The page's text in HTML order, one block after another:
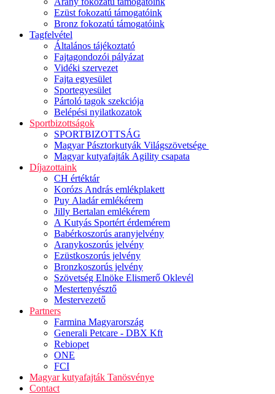
Ezüst fokozatú támogatóink
Bronz fokozatú támogatóink
Tagfelvétel
Általános tájékoztató
Fajtagondozói pályázat
Vidéki szervezet
Fajta egyesület
Sportegyesület
Pártoló tagok szekciója
Belépési nyilatkozatok
Sportbizottságok
SPORTBIZOTTSÁG
Magyar Pásztorkutyák Világszövetsége
Magyar kutyafajták Agility csapata
Díjazottaink
CH értéktár
Korózs András emlékplakett
Puy Aladár emlékérem
Jilly Bertalan emlékérem
A Kutyás Sportért érdemérem
Babérkoszorús aranyjelvény
Aranykoszorús jelvény
Ezüstkoszorús jelvény
Bronzkoszorús jelvény
Szövetség Elnöke Elismerő Oklevél
Mestertenyésztő
Mestervezető
Partners
Farmina Magyarország
Generali Petcare - DBX Kft
Rebiopet
ONE
FCI
Magyar kutyafajták Tanösvénye
Contact